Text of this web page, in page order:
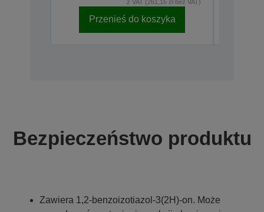
z VAT (261,16 zł bez VAT)
Przenieś do koszyka
Bezpieczeństwo produktu
Zawiera 1,2-benzoizotiazol-3(2H)-on. Może